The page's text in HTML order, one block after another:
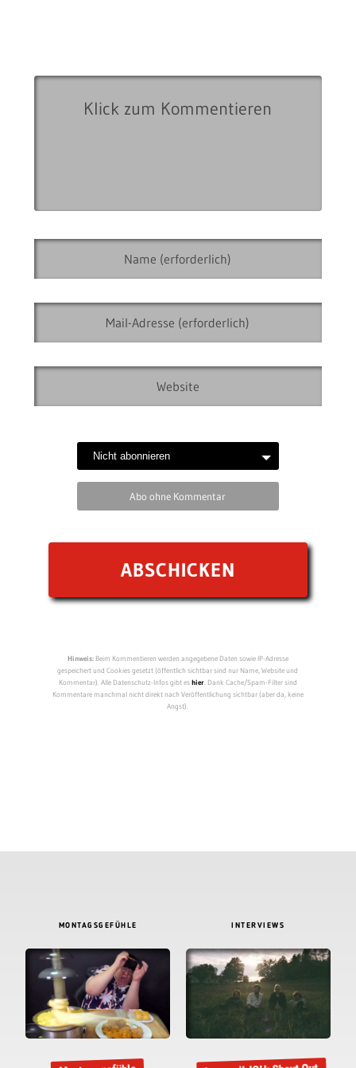
Abo ohne Kommentar
Hinweis:Beim Kommentieren werden angegebene Daten sowie IP-Adresse
gespeichert und Cookies gesetzt (öffentlich sichtbar sind nur Name, Website und
Kommentar). Alle Datenschutz-Infos gibt eshier. Dank Cache/Spam-Filter sind
Kommentare manchmal nicht direkt nach Veröffentlichung sichtbar (aber da, keine
Angst).
MONTAGSGEFÜHLE INTERVIEWS